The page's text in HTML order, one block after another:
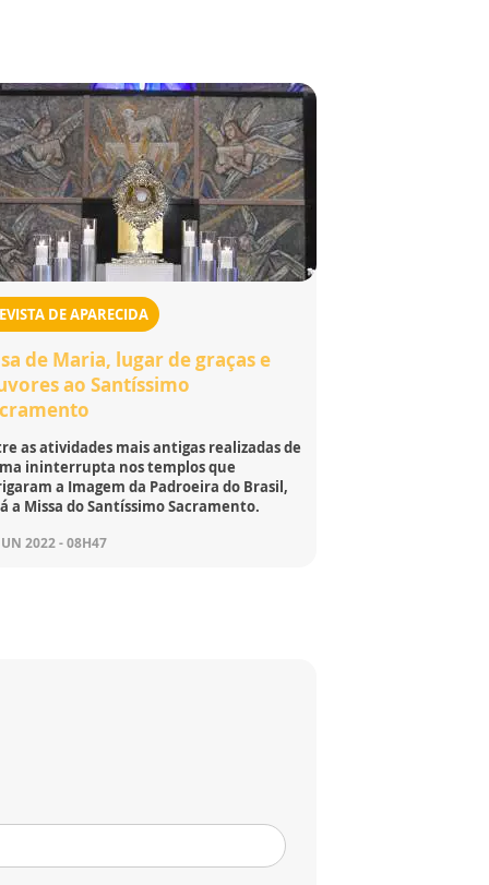
DE APARECIDA
de Maria, lugar de graças e
ao Santíssimo
as atividades mais antigas realizadas de
ininterrupta nos templos que
a Imagem da Padroeira do Brasil,
a Missa do Santíssimo Sacramento.
2022 - 08H47